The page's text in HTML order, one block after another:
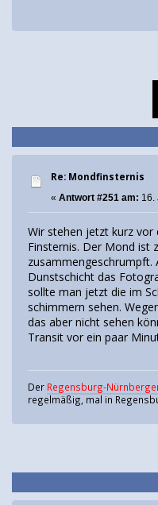
Re: Mondfinsternis
« Antwort #251 am: 16.
Wir stehen jetzt kurz
Finsternis. Der Mond ist
zusammengeschrumpft.
Dunstschicht das
sollte man jetzt die im
schimmern sehen.
das aber nicht sehen
Transit vor ein paar
Der Regensburg-
regelmäßig, mal in